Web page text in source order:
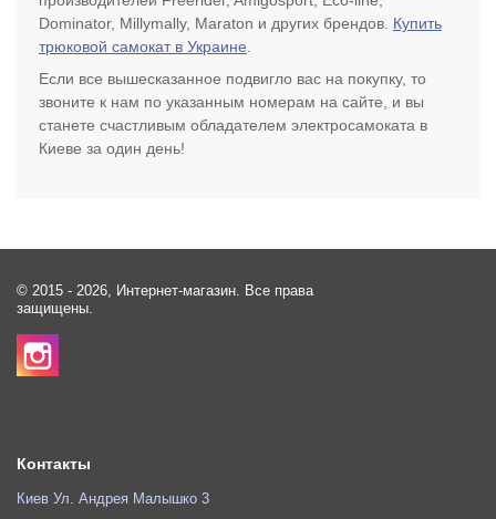
Dominator, Millymally, Maraton и других брендов. Купить
трюковой самокат в Украине
Если все вышесказанное подвигло вас на покупку, то
звоните к нам по указанным номерам на сайте, и вы
станете счастливым обладателем электросамоката в
Киеве за один день!
© 2015 - 2026, Интернет-магазин. Все права
защищены.
Контакты
Киев Ул. Андрея Малышко 3